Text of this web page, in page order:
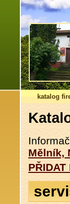
katalog
Mělník,
PŘIDAT